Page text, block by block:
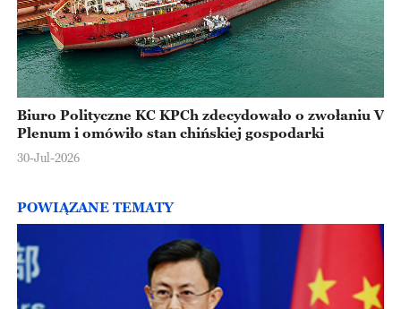
Biuro Polityczne KC KPCh zdecydowało o zwołaniu V
Plenum i omówiło stan chińskiej gospodarki
30-Jul-2026
POWIĄZANE TEMATY